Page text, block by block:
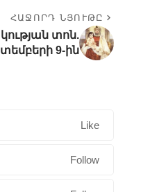
ՀԱՋՈՐԴ ՆՅՈՒԹԸ
տոն.
9-ին
Like
Follow